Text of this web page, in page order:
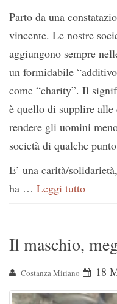
Parto da una
vincente. Le nostre
aggiungono sempre
un formidabile
come “charity”. Il
è quello di supplire alle
rendere gli uomini
società di qualche
E’ una carità/
ha … Leggi tutto
Il maschio,
Costanza Miriano 18